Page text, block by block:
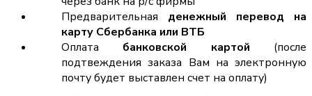
Предварительная денежный перевод на
карту Сбербанка или ВТБ
Оплата банковской картой (после
подтвеждения заказа Вам на электронную
почту будет выставлен счет на оплату)